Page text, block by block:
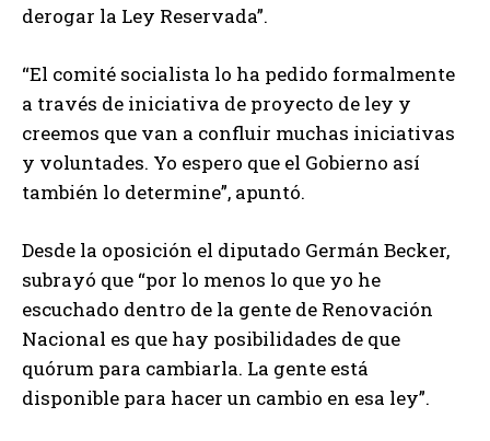
derogar la Ley Reservada”.
“El comité socialista lo ha pedido formalmente
a través de iniciativa de proyecto de ley y
creemos que van a confluir muchas iniciativas
y voluntades. Yo espero que el Gobierno así
también lo determine”, apuntó.
Desde la oposición el diputado Germán Becker,
subrayó que “por lo menos lo que yo he
escuchado dentro de la gente de Renovación
Nacional es que hay posibilidades de que
quórum para cambiarla. La gente está
disponible para hacer un cambio en esa ley”.